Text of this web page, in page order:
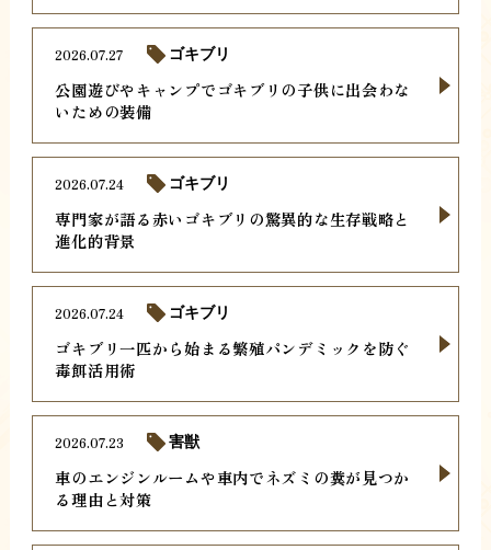
公園遊びやキャンプでゴキブリの子供に出会わな
いための装備
2026.07.27 ゴキブリ
専門家が語る赤いゴキブリの驚異的な生存戦略と
進化的背景
2026.07.24 ゴキブリ
ゴキブリ一匹から始まる繁殖パンデミックを防ぐ
毒餌活用術
2026.07.24 ゴキブリ
車のエンジンルームや車内でネズミの糞が見つか
る理由と対策
2026.07.23 害獣